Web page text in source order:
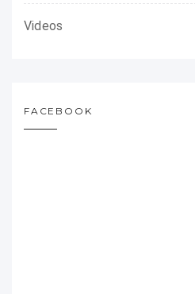
Videos
FACEBOOK